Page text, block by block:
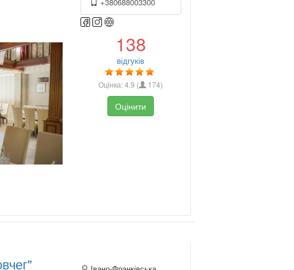
+380688003300
138
відгуків
Оцінка:4.9 ( 174)
Оцінити